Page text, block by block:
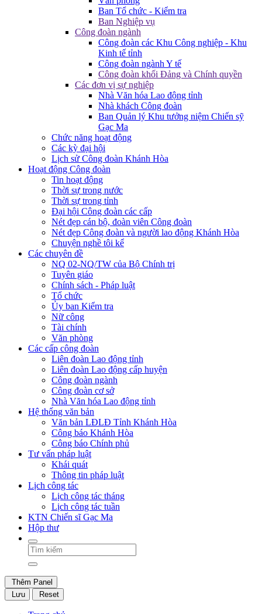
Ban Tổ chức - Kiểm tra
Ban Nghiệp vụ
Công đoàn ngành
Công đoàn các Khu Công nghiệp - Khu
Kinh tế tỉnh
Công đoàn ngành Y tế
Công đoàn khối Đảng và Chính quyền
Các đơn vị sự nghiệp
Nhà Văn hóa Lao động tỉnh
Nhà khách Công đoàn
Ban Quản lý Khu tưởng niệm Chiến sỹ
Gạc Ma
Chức năng hoạt động
Các kỳ đại hội
Lịch sử Công đoàn Khánh Hòa
Hoạt động Công đoàn
Tin hoạt động
Thời sự trong nước
Thời sự trong tỉnh
Đại hội Công đoàn các cấp
Nét đẹp cán bộ, đoàn viên Công đoàn
Nét đẹp Công đoàn và người lao động Khánh Hòa
Chuyện nghề tôi kể
Các chuyên đề
NQ 02-NQ/TW của Bộ Chính trị
Tuyên giáo
Chính sách - Pháp luật
Tổ chức
Ủy ban Kiểm tra
Nữ công
Tài chính
Văn phòng
Các cấp công đoàn
Liên đoàn Lao động tỉnh
Liên đoàn Lao động cấp huyện
Công đoàn ngành
Công đoàn cơ sở
Nhà Văn hóa Lao động tỉnh
Hệ thống văn bản
Văn bản LĐLĐ Tỉnh Khánh Hòa
Công báo Khánh Hòa
Công báo Chính phủ
Tư vấn pháp luật
Khái quát
Thông tin pháp luật
Lịch công tác
Lịch công tác tháng
Lịch công tác tuần
KTN Chiến sĩ Gạc Ma
Hộp thư
Thêm Panel
Lưu
Reset